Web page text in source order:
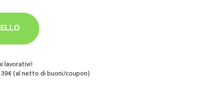
lavorativi!
(al netto di buoni/coupon)